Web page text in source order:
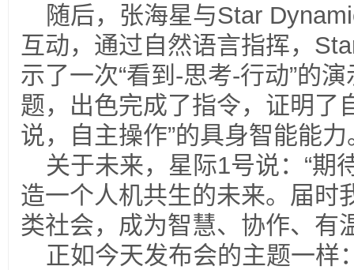
随后，张海星与Star
互动，通过自然语言指挥，
示了一次“看到-思考-行动”的
题，出色完成了指令，证明了
说，自主操作”的具身智能能力
关于未来，星际1号说：“期
造一个人机共生的未来。届时
类社会，成为智慧、协作、有
正如今天发布会的主题一样